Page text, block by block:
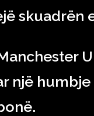
skuadrën
një